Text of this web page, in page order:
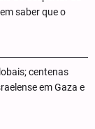
saber que o
centenas
em Gaza e